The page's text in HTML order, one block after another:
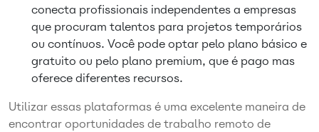
conecta profissionais independentes a empresas
que procuram talentos para projetos temporários
ou contínuos. Você pode optar pelo plano básico e
gratuito ou pelo plano premium, que é pago mas
oferece diferentes recursos.
Utilizar essas plataformas é uma excelente maneira de
encontrar oportunidades de trabalho remoto de